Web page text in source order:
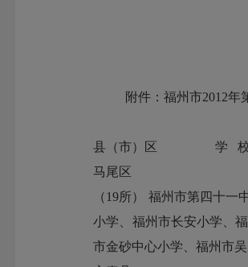
附件：福州市2012年
县（市）区 学
马尾区
（19所） 福州市第四十
小学、福州市长安小学、
市金砂中心小学、福州市